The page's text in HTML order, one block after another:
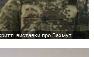
виставки про Бахмут